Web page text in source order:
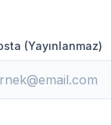
(Yayınlanmaz)